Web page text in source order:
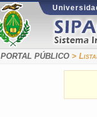
PORTAL PÚBLICO >